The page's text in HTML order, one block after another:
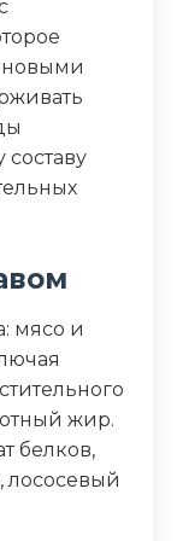
41
4
новыми
мясо и
жир.
белков,